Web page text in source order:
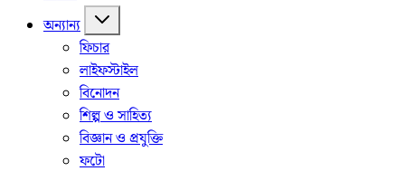
অন্যান্য
ফিচার
লাইফস্টাইল
বিনোদন
শিল্প ও সাহিত্য
বিজ্ঞান ও প্রযুক্তি
ফটো